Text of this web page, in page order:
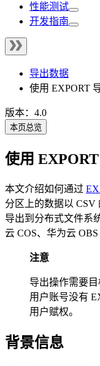
性能测试
开发指南
导出数据
使用 EXPORT
版本：4.0
本页总览
使用
本文介绍如何通过
分区上的数据以
导出到分布式文件系
云 COS、华为云 OBS
注意
导出操作需要
用户账号没有
用户赋权。
背景信息